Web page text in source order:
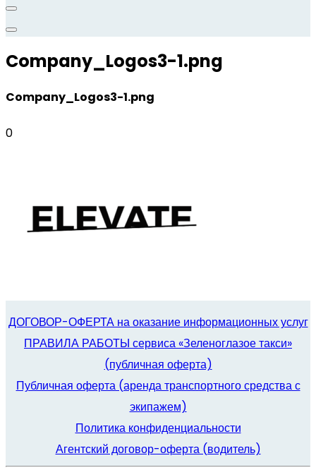
Company_Logos3-1.png
Company_Logos3-1.png
0
ДОГОВОР-ОФЕРТА на оказание информационных услуг
ПРАВИЛА РАБОТЫ сервиса «Зеленоглазое такси»
(публичная оферта)
Публичная оферта (аренда транспортного средства с
экипажем)
Политика конфиденциальности
Агентский договор-оферта (водитель)